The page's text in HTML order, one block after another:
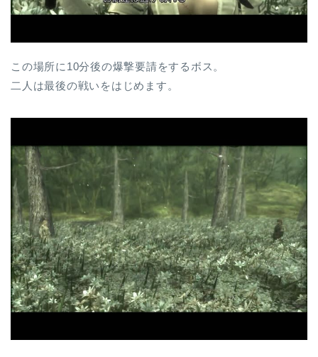
この場所に10分後の爆撃要請をするボス。
二人は最後の戦いをはじめます。